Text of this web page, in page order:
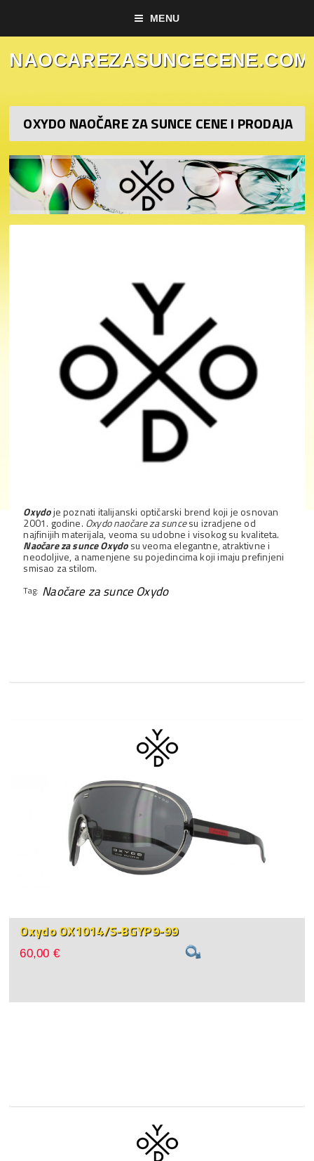
MENU
NAOCAREZASUNCECENE.COM
OXYDO NAOČARE ZA SUNCE CENE I PRODAJA
Oxydoje poznati italijanski optičarski brend koji je osnovan
2001. godine. Oxydo naočare za suncesu izradjene od
najfinijih materijala, veoma su udobne i visokog su kvaliteta.
Naočare za sunce Oxydosu veoma elegantne, atraktivne i
neodoljive, a namenjene su pojedincima koji imaju prefinjeni
smisao za stilom.
Tag: Naočare za sunce Oxydo
Oxydo OX1014/S-BGYP9-99
60,00 €